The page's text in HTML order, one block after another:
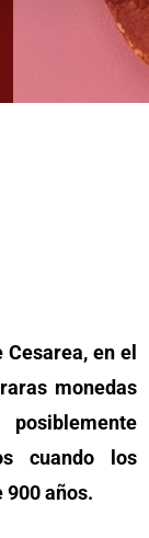
en el
monedas
cuando los
900 años.